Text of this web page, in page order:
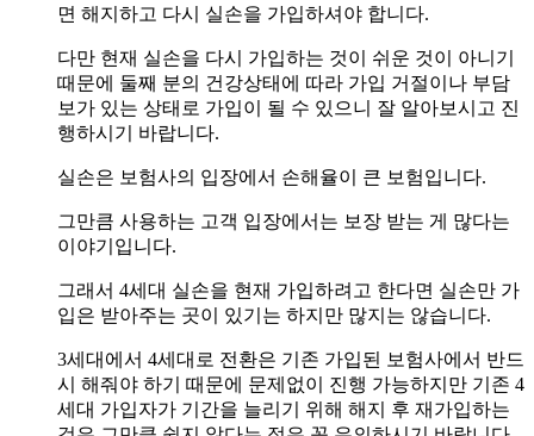
면 해지하고 다시 실손을 가입하셔야 합니다.
다만 현재 실손을 다시 가입하는 것이 쉬운 것이 아니기
때문에 둘째 분의 건강상태에 따라 가입 거절이나 부담
보가 있는 상태로 가입이 될 수 있으니 잘 알아보시고 진
행하시기 바랍니다.
실손은 보험사의 입장에서 손해율이 큰 보험입니다.
그만큼 사용하는 고객 입장에서는 보장 받는 게 많다는
이야기입니다.
그래서 4세대 실손을 현재 가입하려고 한다면 실손만 가
입은 받아주는 곳이 있기는 하지만 많지는 않습니다.
3세대에서 4세대로 전환은 기존 가입된 보험사에서 반드
시 해줘야 하기 때문에 문제없이 진행 가능하지만 기존 4
세대 가입자가 기간을 늘리기 위해 해지 후 재가입하는